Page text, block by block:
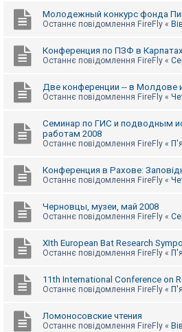
Молодежный конкурс фонда
Останнє повідомлення FireFly «
Конференция по ПЗФ в
Останнє повідомлення FireFly «
Две конференции -- в Молдове
Останнє повідомлення FireFly «
Семинар по ГИС и подводным
работам 2008
Останнє повідомлення FireFly «
Конференция в Рахове:
Останнє повідомлення FireFly «
Черновцы, музеи, май 2008
Останнє повідомлення FireFly «
XIth European Bat Research
Останнє повідомлення FireFly «
11th International Conference on
Останнє повідомлення FireFly «
Ломоносовские чтения
Останнє повідомлення FireFly «